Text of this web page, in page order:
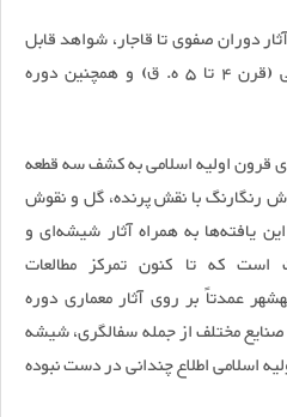
دوران صفوی تا قاجار، شواهد قابل
توجهی نیز از قرون اولیه اسلامی (قرن ۴ تا ۵ ه. ق) و همچنین دوره
قرون اولیه اسلامی به کشف سه قطعه
رنگارنگ با نقش پرنده، گل و نقوش
یافته‌ها به همراه آثار شیشه‌ای و
است که تا کنون تمرکز مطالعات
عمدتاً بر روی آثار معماری دوره
مختلف از جمله سفالگری، شیشه
اسلامی اطلاع چندانی در دست نبوده